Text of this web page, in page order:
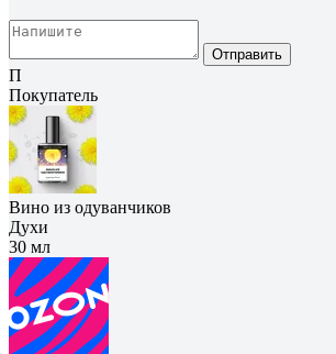
Отправить
П
Покупатель
Вино из одуванчиков
Духи
30 мл